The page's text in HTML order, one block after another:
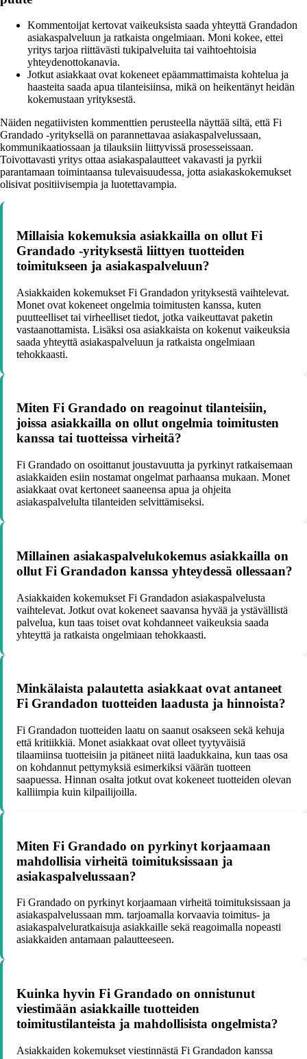
Kommentoijat kertovat vaikeuksista saada yhteyttä Grandadon
asiakaspalveluun ja ratkaista ongelmiaan. Moni kokee, ettei
yritys tarjoa riittävästi tukipalveluita tai vaihtoehtoisia
yhteydenottokanavia.
Jotkut asiakkaat ovat kokeneet epäammattimaista kohtelua ja
haasteita saada apua tilanteisiinsa, mikä on heikentänyt heidän
kokemustaan yrityksestä.
Näiden negatiivisten kommenttien perusteella näyttää siltä, että Fi
Grandado -yrityksellä on parannettavaa asiakaspalvelussaan,
kommunikaatiossaan ja tilauksiin liittyvissä prosesseissaan.
Toivottavasti yritys ottaa asiakaspalautteet vakavasti ja pyrkii
parantamaan toimintaansa tulevaisuudessa, jotta asiakaskokemukset
olisivat positiivisempia ja luotettavampia.
Millaisia kokemuksia asiakkailla on ollut Fi
Grandado -yrityksestä liittyen tuotteiden
toimitukseen ja asiakaspalveluun?
Asiakkaiden kokemukset Fi Grandadon yrityksestä vaihtelevat.
Monet ovat kokeneet ongelmia toimitusten kanssa, kuten
puutteelliset tai virheelliset tiedot, jotka vaikeuttavat paketin
vastaanottamista. Lisäksi osa asiakkaista on kokenut vaikeuksia
saada yhteyttä asiakaspalveluun ja ratkaista ongelmiaan
tehokkaasti.
Miten Fi Grandado on reagoinut tilanteisiin,
joissa asiakkailla on ollut ongelmia toimitusten
kanssa tai tuotteissa virheitä?
Fi Grandado on osoittanut joustavuutta ja pyrkinyt ratkaisemaan
asiakkaiden esiin nostamat ongelmat parhaansa mukaan. Monet
asiakkaat ovat kertoneet saaneensa apua ja ohjeita
asiakaspalvelulta tilanteiden selvittämiseksi.
Millainen asiakaspalvelukokemus asiakkailla on
ollut Fi Grandadon kanssa yhteydessä ollessaan?
Asiakkaiden kokemukset Fi Grandadon asiakaspalvelusta
vaihtelevat. Jotkut ovat kokeneet saavansa hyvää ja ystävällistä
palvelua, kun taas toiset ovat kohdanneet vaikeuksia saada
yhteyttä ja ratkaista ongelmiaan tehokkaasti.
Minkälaista palautetta asiakkaat ovat antaneet
Fi Grandadon tuotteiden laadusta ja hinnoista?
Fi Grandadon tuotteiden laatu on saanut osakseen sekä kehuja
että kritiikkiä. Monet asiakkaat ovat olleet tyytyväisiä
tilaamiinsa tuotteisiin ja pitäneet niitä laadukkaina, kun taas osa
on kohdannut pettymyksiä esimerkiksi väärän tuotteen
saapuessa. Hinnan osalta jotkut ovat kokeneet tuotteiden olevan
kalliimpia kuin kilpailijoilla.
Miten Fi Grandado on pyrkinyt korjaamaan
mahdollisia virheitä toimituksissaan ja
asiakaspalvelussaan?
Fi Grandado on pyrkinyt korjaamaan virheitä toimituksissaan ja
asiakaspalvelussaan mm. tarjoamalla korvaavia toimitus- ja
asiakaspalveluratkaisuja asiakkaille sekä reagoimalla nopeasti
asiakkaiden antamaan palautteeseen.
Kuinka hyvin Fi Grandado on onnistunut
viestimään asiakkaille tuotteiden
toimitustilanteista ja mahdollisista ongelmista?
Asiakkaiden kokemukset viestinnästä Fi Grandadon kanssa